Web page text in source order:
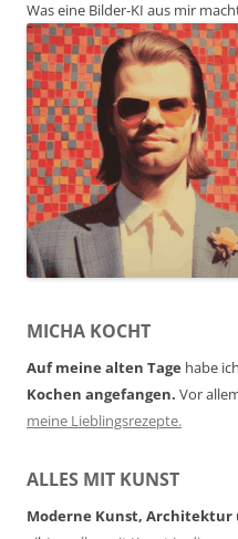
Was eine Bilder-KI aus mir
MICHA KOCHT
Auf meine alten Tage habe
Kochen angefangen. Vor
meine Lieblingsrezepte.
ALLES MIT KUNST
Moderne Kunst, Architektur